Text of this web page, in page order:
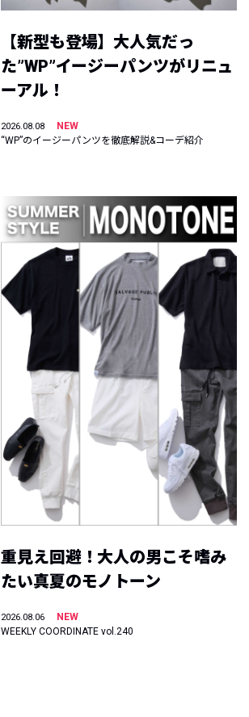
【新型も登場】大人気だっ
た”WP”イージーパンツがリニュ
ーアル！
2026.08.08
NEW
“WP”のイージーパンツを徹底解説&コーデ紹介
重見え回避！大人の男こそ嗜み
たい真夏のモノトーン
2026.08.06
NEW
WEEKLY COORDINATE vol.240